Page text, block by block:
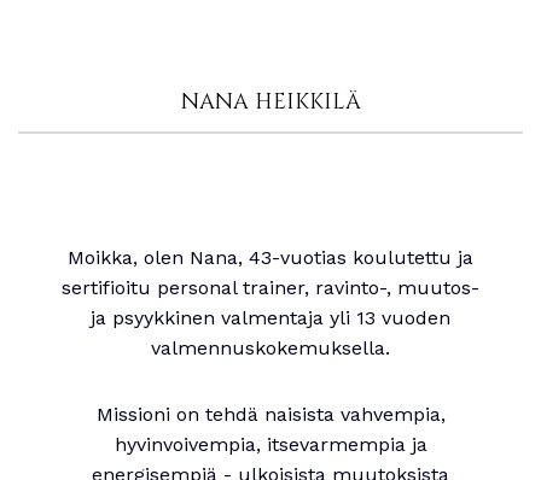
NANA HEIKKILÄ
Moikka, olen Nana, 43-vuotias koulutettu ja
sertifioitu personal trainer, ravinto-, muutos-
ja psyykkinen valmentaja yli 13 vuoden
valmennuskokemuksella.
Missioni on tehdä naisista vahvempia,
hyvinvoivempia, itsevarmempia ja
energisempiä - ulkoisista muutoksista